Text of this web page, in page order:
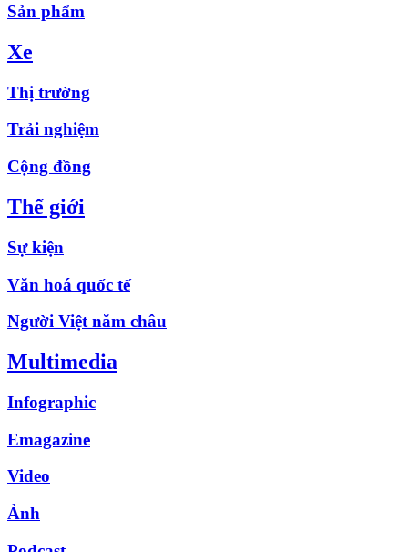
Sản phẩm
Xe
Thị trường
Trải nghiệm
Cộng đồng
Thế giới
Sự kiện
Văn hoá quốc tế
Người Việt năm châu
Multimedia
Infographic
Emagazine
Video
Ảnh